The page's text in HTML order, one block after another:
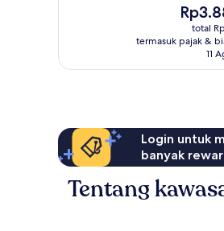
Harga
sekarang
total
termasuk pajak &
11
Login untuk
banyak
Tentang